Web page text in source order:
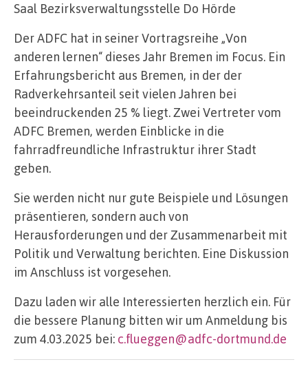
Saal Bezirksverwaltungsstelle Do Hörde
Der ADFC hat in seiner Vortragsreihe „Von
anderen lernen“ dieses Jahr Bremen im Focus. Ein
Erfahrungsbericht aus Bremen, in der der
Radverkehrsanteil seit vielen Jahren bei
beeindruckenden 25 % liegt. Zwei Vertreter vom
ADFC Bremen, werden Einblicke in die
fahrradfreundliche Infrastruktur ihrer Stadt
geben.
Sie werden nicht nur gute Beispiele und Lösungen
präsentieren, sondern auch von
Herausforderungen und der Zusammenarbeit mit
Politik und Verwaltung berichten. Eine Diskussion
im Anschluss ist vorgesehen.
Dazu laden wir alle Interessierten herzlich ein. Für
die bessere Planung bitten wir um Anmeldung bis
zum 4.03.2025 bei: c.flueggen@adfc-dortmund.de